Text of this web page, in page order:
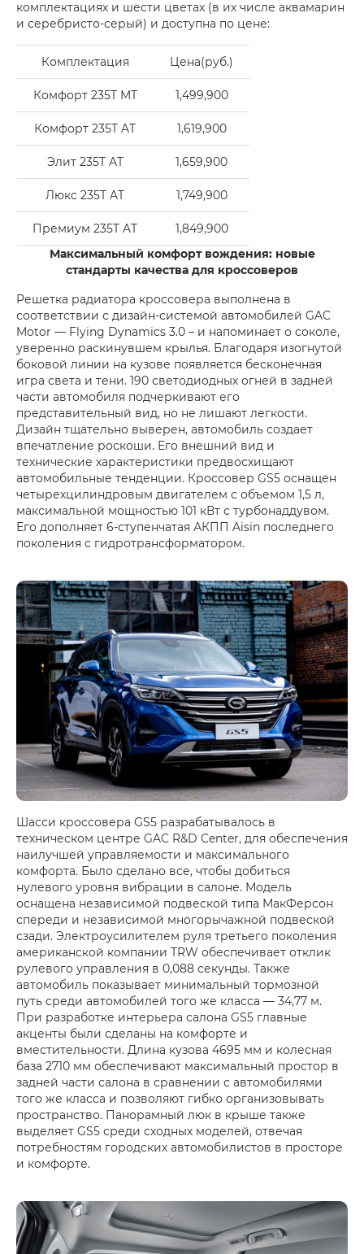
комплектациях и шести цветах (в их числе аквамарин
и серебристо-серый) и доступна по цене:
Комплектация Цена(руб.)
Комфорт 235T MT 1,499,900
Комфорт 235T AT 1,619,900
Элит 235T AT 1,659,900
Люкс 235T AT 1,749,900
Премиум 235T AT
1,849,900
Максимальный комфорт вождения: новые
стандарты качества для кроссоверов
Решетка радиатора кроссовера выполнена в
соответствии с дизайн-системой автомобилей GAC
Motor — Flying Dynamics 3.0 – и напоминает о соколе,
уверенно раскинувшем крылья. Благодаря изогнутой
боковой линии на кузове появляется бесконечная
игра света и тени. 190 светодиодных огней в задней
части автомобиля подчеркивают его
представительный вид, но не лишают легкости.
Дизайн тщательно выверен, автомобиль создает
впечатление роскоши. Его внешний вид и
технические характеристики предвосхищают
автомобильные тенденции. Кроссовер GS5 оснащен
четырехцилиндровым двигателем с объемом 1,5 л,
максимальной мощностью 101 кВт с турбонаддувом.
Его дополняет 6-ступенчатая АКПП Aisin последнего
поколения с гидротрансформатором.
Шасси кроссовера GS5 разрабатывалось в
техническом центре GAC R&D Center, для обеспечения
наилучшей управляемости и максимального
комфорта. Было сделано все, чтобы добиться
нулевого уровня вибрации в салоне. Модель
оснащена независимой подвеской типа МакФерсон
спереди и независимой многорычажной подвеской
сзади. Электроусилителем руля третьего поколения
американской компании TRW обеспечивает отклик
рулевого управления в 0,088 секунды. Также
автомобиль показывает минимальный тормозной
путь среди автомобилей того же класса — 34,77 м.
При разработке интерьера салона GS5 главные
акценты были сделаны на комфорте и
вместительности. Длина кузова 4695 мм и колесная
база 2710 мм обеспечивают максимальный простор в
задней части салона в сравнении с автомобилями
того же класса и позволяют гибко организовывать
пространство. Панорамный люк в крыше также
выделяет GS5 среди сходных моделей, отвечая
потребностям городских автомобилистов в просторе
и комфорте.